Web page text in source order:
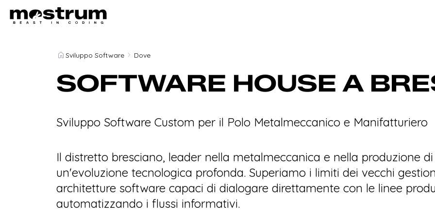
computer
devices_other
cloud_done
flowsheetIl
Sviluppo Software Dove
SOFTWARE HOUSE A
Sviluppo Software Custom per il Polo Metalmeccanico e Manifatturiero
Il distretto bresciano, leader nella metalmeccanica e nella produzione
un'evoluzione tecnologica profonda. Superiamo i limiti dei vecchi
architetture software capaci di dialogare direttamente con le linee
automatizzando i flussi informativi.